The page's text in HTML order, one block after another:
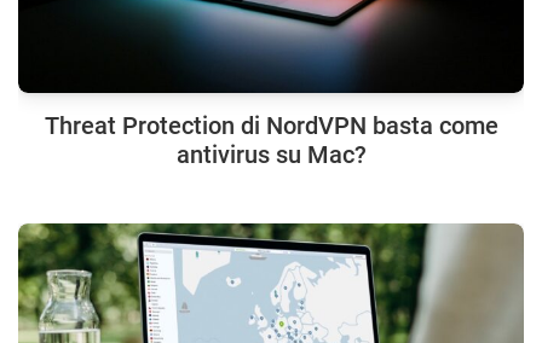
Threat Protection di NordVPN basta come
antivirus su Mac?